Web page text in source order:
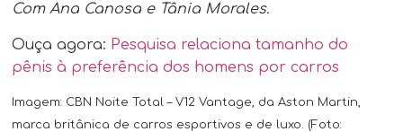
Com Ana Canosa e Tânia Morales.
Ouça agora: Pesquisa relaciona tamanho do
pênis à preferência dos homens por carros
Imagem: CBN Noite Total – V12 Vantage, da Aston Martin,
marca britânica de carros esportivos e de luxo. (Foto: